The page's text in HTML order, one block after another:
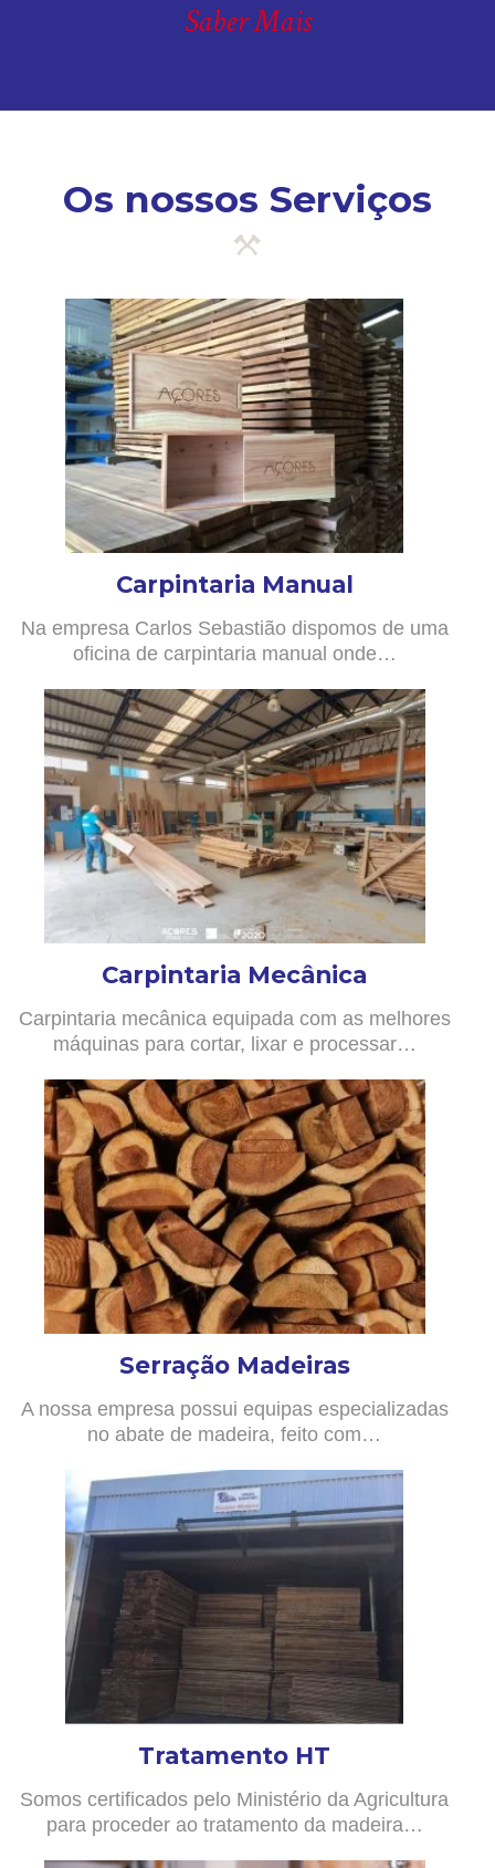
Saber Mais
Os nossos Serviços
Carpintaria Manual
Na empresa Carlos Sebastião dispomos de uma
oficina de carpintaria manual onde…
Carpintaria Mecânica
Carpintaria mecânica equipada com as melhores
máquinas para cortar, lixar e processar…
Serração Madeiras
A nossa empresa possui equipas especializadas
no abate de madeira, feito com…
Tratamento HT
Somos certificados pelo Ministério da Agricultura
para proceder ao tratamento da madeira…